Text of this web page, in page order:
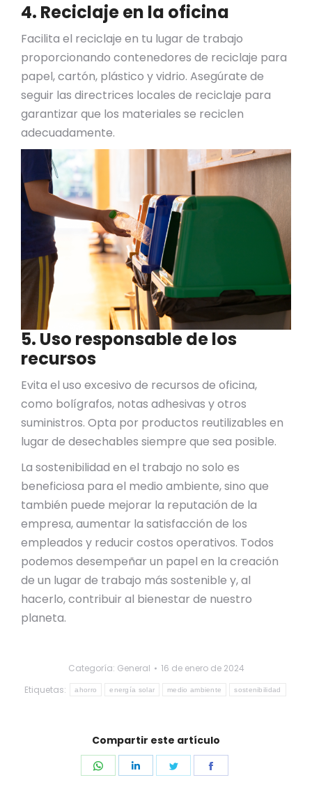
4. Reciclaje en la oficina
Facilita el reciclaje en tu lugar de trabajo
proporcionando contenedores de reciclaje para
papel, cartón, plástico y vidrio. Asegúrate de
seguir las directrices locales de reciclaje para
garantizar que los materiales se reciclen
adecuadamente.
5. Uso responsable de los
recursos
Evita el uso excesivo de recursos de oficina,
como bolígrafos, notas adhesivas y otros
suministros. Opta por productos reutilizables en
lugar de desechables siempre que sea posible.
La sostenibilidad en el trabajo no solo es
beneficiosa para el medio ambiente, sino que
también puede mejorar la reputación de la
empresa, aumentar la satisfacción de los
empleados y reducir costos operativos. Todos
podemos desempeñar un papel en la creación
de un lugar de trabajo más sostenible y, al
hacerlo, contribuir al bienestar de nuestro
planeta.
Categoría: General
16 de enero de 2024
Etiquetas:
ahorro energía solar medio ambiente sostenibilidad
Compartir este artículo
Share
Share
Share